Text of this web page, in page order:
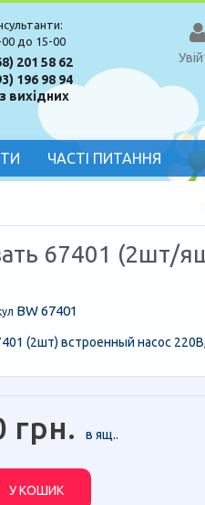
00 до 15-00
201 58 62
196 98 94
вихідних
ЧАСТІ ПИТАННЯ
67401 (2шт/
BW 67401
(2шт) встроенный насос
грн. в ящ..
У КОШИК